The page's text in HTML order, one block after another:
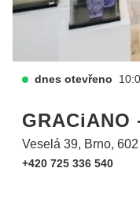
dnes otevřeno
GRACiANO
Veselá 39, Brno, 602
+420 725 336 540